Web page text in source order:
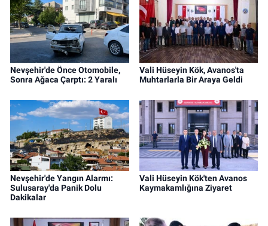
Nevşehir'de Önce Otomobile,
Sonra Ağaca Çarptı: 2 Yaralı
Vali Hüseyin Kök, Avanos'ta
Muhtarlarla Bir Araya Geldi
Nevşehir'de Yangın Alarmı:
Sulusaray'da Panik Dolu
Dakikalar
Vali Hüseyin Kök'ten Avanos
Kaymakamlığına Ziyaret